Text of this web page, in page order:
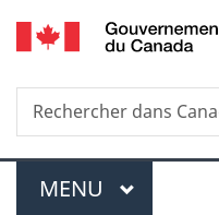
Recherche
Rechercher
dans
Menu
MENU PRINCIPAL